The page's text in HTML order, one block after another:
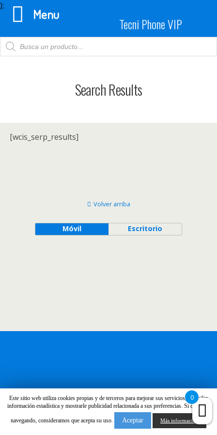
);
Tecni Phone VIP
Products
search
Search Results
[wcis_serp_results]
Este sitio web utiliza cookies propias y de terceros para mejorar sus servicios, recopilar
información estadística y mostrarle publicidad relacionada a sus preferencias. Si continúa
navegando, consideramos que acepta su uso. Aceptar Más información
Menu
0
Volver arriba
Móvil Escritorio